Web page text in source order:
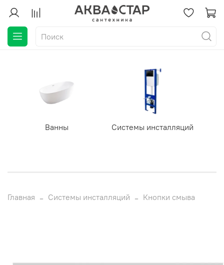
Ванны Системы инсталляций
Главная Системы инсталляций Кнопки смыва